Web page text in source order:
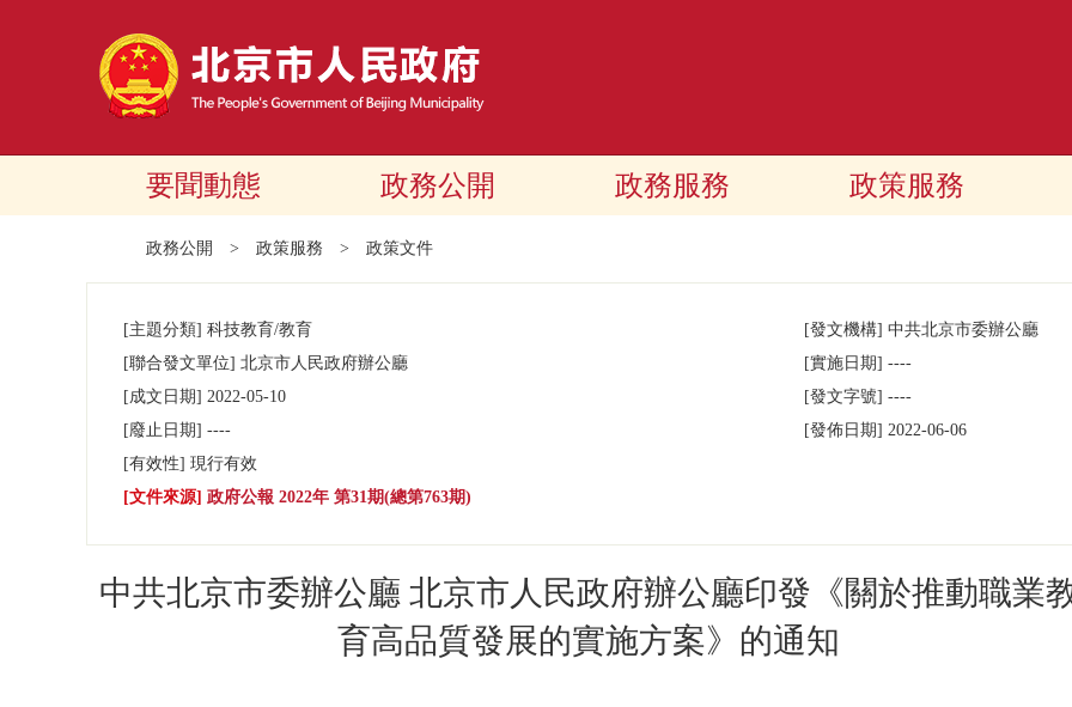
要聞動態 政務公開 政務服務 政策服務
政務公開 > 政策服務 > 政策文件
[主題分類] 科技教育/教育 [發文機構] 中共北京市委辦公廳
[聯合發文單位] 北京市人民政府辦公廳 [實施日期] ----
[成文日期] 2022-05-10 [發文字號] ----
[廢止日期] ---- [發佈日期] 2022-06-06
[有效性] 現行有效
[文件來源] 政府公報 2022年 第31期(總第763期)
中共北京市委辦公廳 北京市人民政府辦公廳印發《關於推動職業
育高品質發展的實施方案》的通知